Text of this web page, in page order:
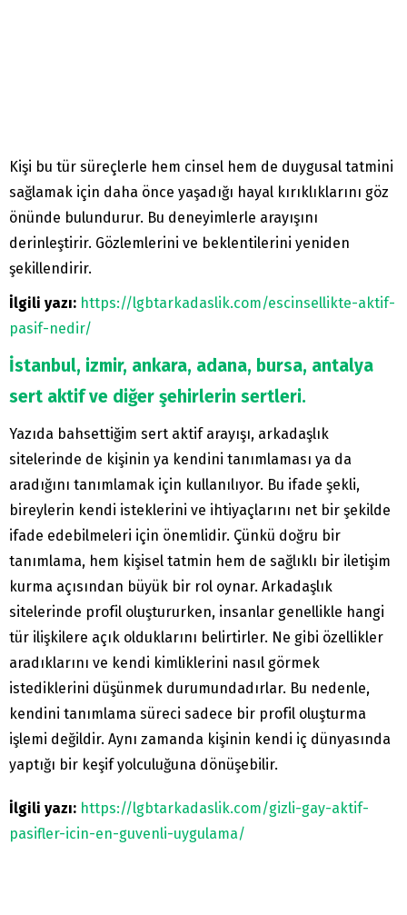
Kişi bu tür süreçlerle hem cinsel hem de duygusal tatmini
sağlamak için daha önce yaşadığı hayal kırıklıklarını göz
önünde bulundurur. Bu deneyimlerle arayışını
derinleştirir. Gözlemlerini ve beklentilerini yeniden
şekillendirir.
İlgili yazı: https://lgbtarkadaslik.com/escinsellikte-aktif-
pasif-nedir/
İstanbul, izmir, ankara, adana, bursa, antalya
sert aktif ve diğer şehirlerin sertleri.
Yazıda bahsettiğim sert aktif arayışı, arkadaşlık
sitelerinde de kişinin ya kendini tanımlaması ya da
aradığını tanımlamak için kullanılıyor. Bu ifade şekli,
bireylerin kendi isteklerini ve ihtiyaçlarını net bir şekilde
ifade edebilmeleri için önemlidir. Çünkü doğru bir
tanımlama, hem kişisel tatmin hem de sağlıklı bir iletişim
kurma açısından büyük bir rol oynar. Arkadaşlık
sitelerinde profil oluştururken, insanlar genellikle hangi
tür ilişkilere açık olduklarını belirtirler. Ne gibi özellikler
aradıklarını ve kendi kimliklerini nasıl görmek
istediklerini düşünmek durumundadırlar. Bu nedenle,
kendini tanımlama süreci sadece bir profil oluşturma
işlemi değildir. Aynı zamanda kişinin kendi iç dünyasında
yaptığı bir keşif yolculuğuna dönüşebilir.
İlgili yazı: https://lgbtarkadaslik.com/gizli-gay-aktif-
pasifler-icin-en-guvenli-uygulama/